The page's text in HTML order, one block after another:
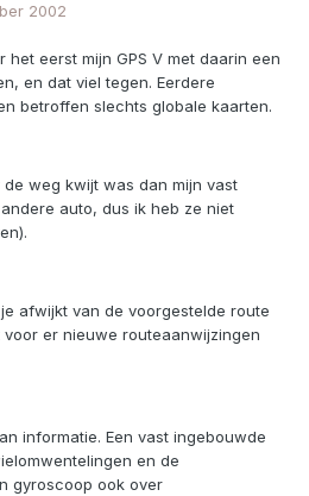
2002
eerst mijn GPS V met daarin een
en dat viel tegen. Eerdere
betroffen slechts globale kaarten.
de weg kwijt was dan mijn vast
auto, dus ik heb ze niet
afwijkt van de voorgestelde route
er nieuwe routeaanwijzingen
informatie. Een vast ingebouwde
en de
gyroscoop ook over